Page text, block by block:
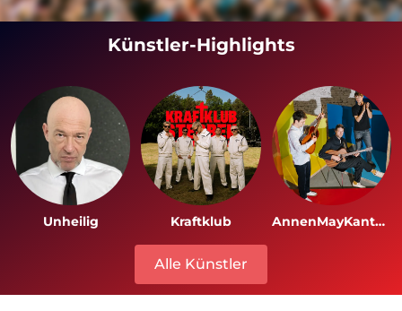
Künstler-Highlights
Unheilig Kraftklub AnnenMayKantereit
Alle Künstler